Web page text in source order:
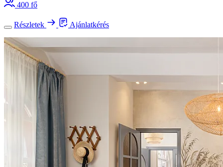
400 fő
Részletek Ajánlatkérés